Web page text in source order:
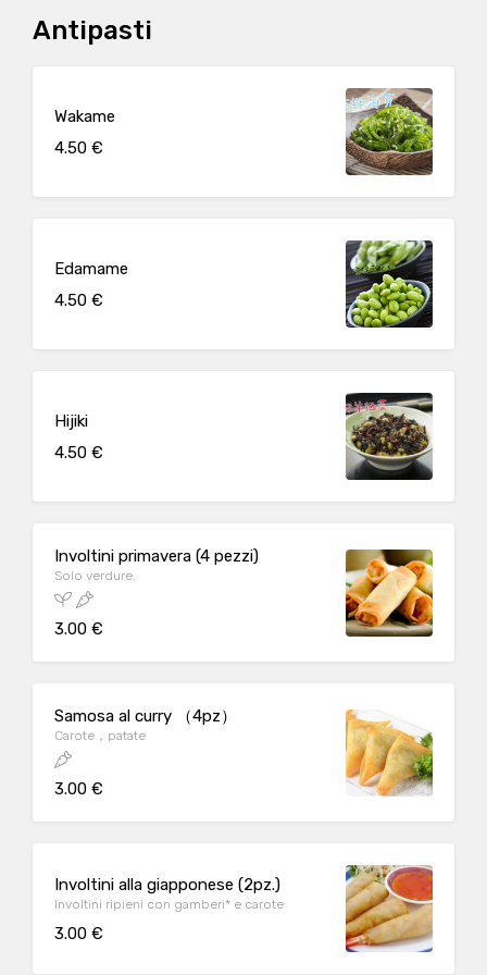
Antipasti
Wakame
4.50 €
Edamame
4.50 €
Hijiki
4.50 €
Involtini primavera (4 pezzi)
Solo verdure.
3.00 €
Samosa al curry （4pz）
Carote，patate
3.00 €
Involtini alla giapponese (2pz.)
Involtini ripieni con gamberi* e carote
3.00 €